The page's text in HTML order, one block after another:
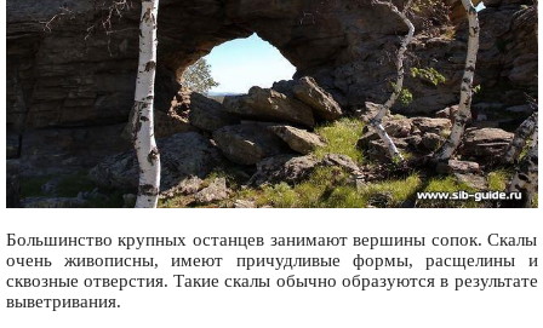
Большинство крупных останцев занимают вершины сопок. Скалы
очень живописны, имеют причудливые формы, расщелины и
сквозные отверстия. Такие скалы обычно образуются в результате
выветривания.